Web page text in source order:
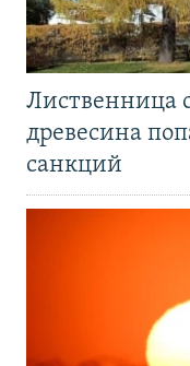
Лиственница
древесина
санкций